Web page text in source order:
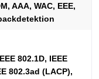
AAA, WAC, EEE,
802.1D, IEEE
802.3ad (LACP),